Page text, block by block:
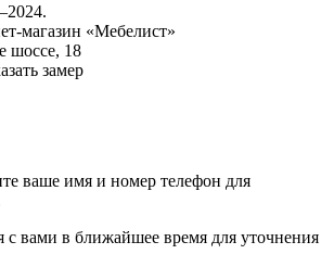
магазин «Мебелист»
шоссе, 18
замер
ваше имя и номер телефон для
с вами в ближайшее время для уточнения